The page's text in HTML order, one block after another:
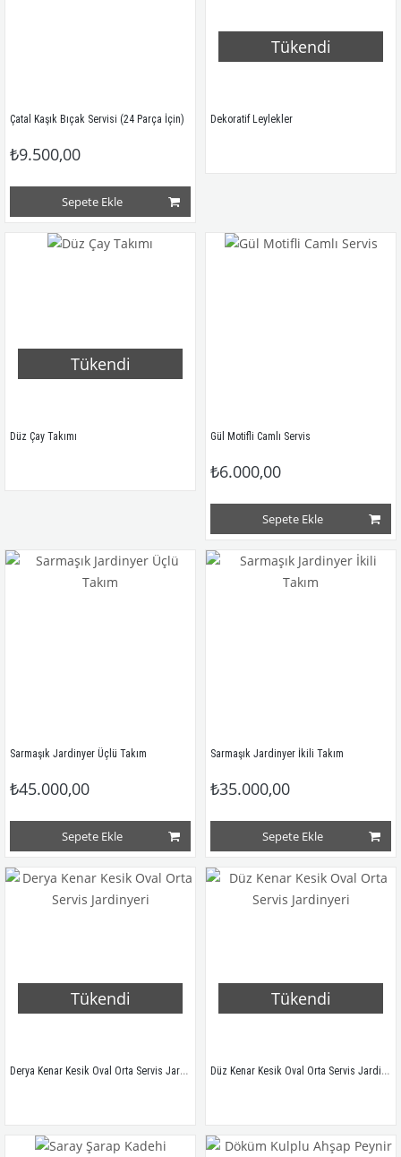
Çatal Kaşık Bıçak Servisi (24 Parça İçin)
₺9.500,00
Sepete Ekle
Tükendi
Dekoratif Leylekler
Tükendi
Düz Çay Takımı Gül Motifli Camlı Servis
₺6.000,00
Sepete Ekle
Sarmaşık Jardinyer Üçlü Takım
₺45.000,00
Sepete Ekle
Sarmaşık Jardinyer İkili Takım
₺35.000,00
Sepete Ekle
Tükendi
Derya Kenar Kesik Oval Orta Servis Jardinyeri
Tükendi
Düz Kenar Kesik Oval Orta Servis Jardinyeri